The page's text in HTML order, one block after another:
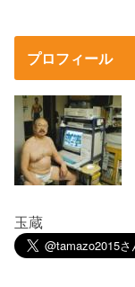
プロフィール
玉蔵